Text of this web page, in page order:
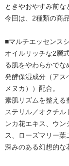
ときやおやすみ前な
今回は、2種類の商
■マルチエッセンス
オイルリッチな2層
る肌をやわらかでな
発酵保湿成分（アス
メヌカ））配合。
素肌リズムを整える
ステリル／オクチ
ンカ花エキス、ウ
ス、ローズマリー葉
深みのある幻想的な